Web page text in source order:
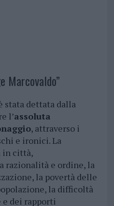
Marcovaldo”
stata dettata dalla
l’assoluta
, attraverso i
e ironici. La
in città,
razionalità e ordine, la
la povertà delle
la difficoltà
dei rapporti